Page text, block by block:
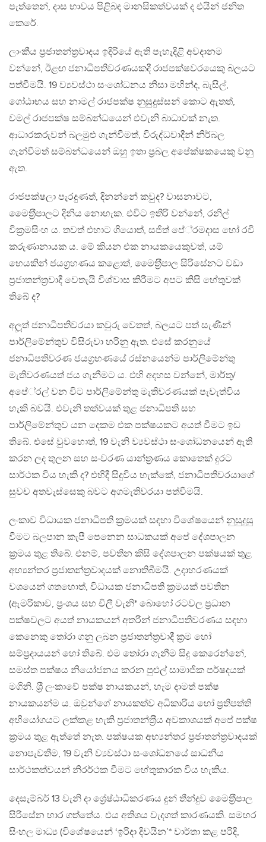
පැත්තෙන්, දාස භාවය පිළිබඳ මානසිකත්වයක් ද එයින් ජනිත
කෙරේ.
ලාංකීය ප‍්‍රජාතන්ත‍්‍රවාදය ඉදිරියේ ඇති පැහැදිළි අවදානම
වන්නේ, ඊළඟ ජනාධිපතිවරණයකදී රාජපක්ෂවරයෙකු බලයට
පත්වීමයි. 19 ව්‍යවස්ථා සංශෝධනය නිසා මහින්ද, බැසිල්,
ගෝඨාභය සහ නාමල් රාජපක්ෂ නුසුදුස්සන් කොට ඇතත්,
චමල් රාජපක්ෂ සම්බන්ධයෙන් එවැනි බාධාවක් නැත.
ආධාරකරුවන් බලමුළු ගැන්වීමත්, විරුද්ධවාදීන් නිර්බල
ගැන්වීමත් සම්බන්ධයෙන් ඔහු ඉතා ප‍්‍රබල අපේක්ෂකයෙකු වනු
ඇත.
රාජපක්ෂලා පැරදුණත්, දිනන්නේ කවුද? වාසනාවට,
මෛත‍්‍රීපාලට දිනිය නොහැක. එවිට ඉතිරි වන්නේ, රනිල්
වික‍්‍රමසිංහ ය. තවත් එහාට ගියොත්, සජිත් පේ‍්‍රමදාස හෝ රවි
කරුණානායක ය. මේ කියන එක නායකයෙකුවත්, යම්
හෙයකින් ජයග‍්‍රහණය කළොත්, මෛත‍්‍රීපාල සිරිසේනට වඩා
ප‍්‍රජාතන්ත‍්‍රවාදී වෙතැයි විශ්වාස කිරීමට අපට කිසි හේතුවක්
තිබේ ද?
අලූත් ජනාධිපතිවරයා කවුරු වෙතත්, බලයට පත් සැණින්
පාර්ලිමේන්තුව විසිරුවා හරිනු ඇත. එසේ කරනුයේ
ජනාධිපතිවරණ ජයග‍්‍රහණයේ රස්නයෙන්ම පාර්ලිමේන්තු
මැතිවරණයත් ජය ගැනීමට ය. එහි අදහස වන්නේ, මාර්තු/
අපේ‍්‍රල් වන විට පාර්ලිමේන්තු මැතිවරණයක් පැවැත්විය
හැකි බවයි. එවැනි තත්වයක් තුළ ජනාධිපති සහ
පාර්ලිමේන්තුව යන දෙකම එක පක්ෂයකට අයත් වීමට ඉඩ
තිබේ. එසේ වුවහොත්, 19 වැනි ව්‍යවස්ථා සංශෝධනයෙන් ඇති
කරන ලද තුලන සහ සංවරණ යාන්ත‍්‍රණය කොතෙක් දුරට
සාර්ථක විය හැකි ද? එහිදී සිදුවිය හැක්කේ, ජනාධිපතිවරයාගේ
සුවච අතවැස්සෙකු බවට අගමැතිවරයා පත්වීමයි.
ලංකාව විධායක ජනාධිපති ක‍්‍රමයක් සඳහා විශේෂයෙන් නුසුදුසු
වීමට බලපාන කැපී පෙනෙන සාධකයක් අපේ දේශපාලන
ක‍්‍රමය තුළ තිබේ. එනම්, පවතින කිසි දේශපාලන පක්ෂයක් තුළ
අභ්‍යන්තර ප‍්‍රජාතන්ත‍්‍රවාදයක් නොතිබීමයි. උදාහරණයක්
වශයෙන් ගතහොත්, විධායක ජනාධිපති ක‍්‍රමයක් පවතින
(ඇමරිකාව, ප‍්‍රංශය සහ චිලී වැනි* බොහෝ රටවල ප‍්‍රධාන
පක්ෂවලට අයත් නායකයන් අතරින් ජනාධිපතිවරණය සඳහා
කෙනෙකු තෝරා ගනු ලබන ප‍්‍රජාතන්ත‍්‍රවාදී ක‍්‍රම හෝ
සම්ප‍්‍රදායයන් හෝ තිබේ. එම තෝරා ගැනීම සිදු කෙරෙන්නේ,
සමස්ත පක්ෂය නියෝජනය කරන පුළුල් සාමාජික පර්ෂදයක්
මගිනි. ශ‍්‍රී ලංකාවේ පක්ෂ නායකයන්, හැම දාමත් පක්ෂ
නායකයන්ම ය. ඔවුන්ගේ නායකත්ව අධිකාරිය හෝ ප‍්‍රතිපත්ති
අභියෝගයට ලක්කළ හැකි ප‍්‍රජාතන්ත‍්‍රීය අවකාශයක් අපේ පක්ෂ
ක‍්‍රමය තුළ ඇත්තේ නැත. පක්ෂයක අභ්‍යන්තර ප‍්‍රජාතන්ත‍්‍රවාදයක්
නොපැවතීම, 19 වැනි ව්‍යවස්ථා සංශෝධනයේ සාධනීය
සාර්ථකත්වයන් නිරර්ථක වීමට හේතුකාරක විය හැකිය.
දෙසැම්බර් 13 වැනි දා ශ්‍රේෂ්ඨාධිකරණය දුන් තීන්දුව මෛත‍්‍රීපාල
සිරිසේන භාර ගත්තේය. එය අතිශය වැදගත් කාරණයකි. සමහර
සිංහල මාධ්‍ය (විශේෂයෙන් ‘ඉරිදා දිවයින’* වාර්තා කළ පරිදි,